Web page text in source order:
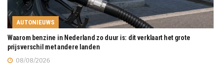
AUTONIEUWS
Waarom benzine in Nederland zo duur is: dit verklaart het grote
prijsverschil met andere landen
08/08/2026